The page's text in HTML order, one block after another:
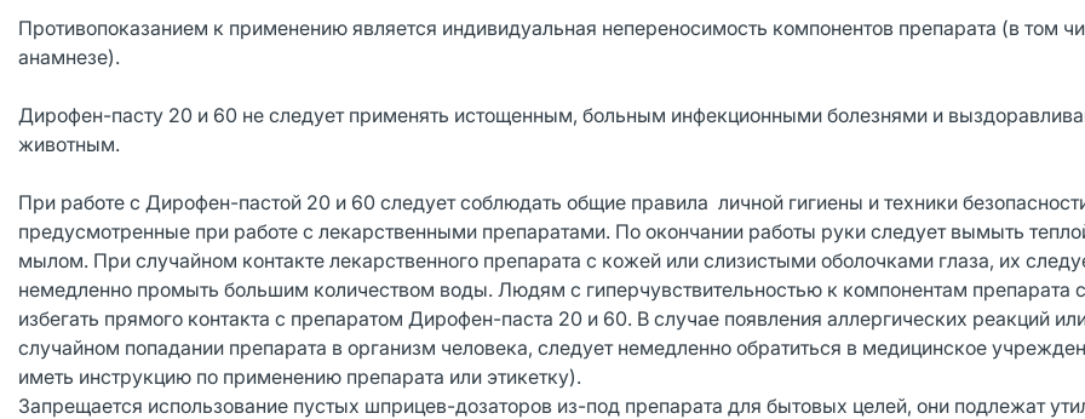
Противопоказанием к применению является индивидуальная непереносимость компонентов препарата (в том
анамнезе).
Дирофен-пасту 20 и 60 не следует применять истощенным, больным инфекционными болезнями и
животным.
При работе с Дирофен-пастой 20 и 60 следует соблюдать общие правила личной гигиены и техники
предусмотренные при работе с лекарственными препаратами. По окончании работы руки следует вымыть
мылом. При случайном контакте лекарственного препарата с кожей или слизистыми оболочками глаза, их
немедленно промыть большим количеством воды. Людям с гиперчувствительностью к компонентам препарата
избегать прямого контакта с препаратом Дирофен-паста 20 и 60. В случае появления аллергических реакций
случайном попадании препарата в организм человека, следует немедленно обратиться в медицинское
иметь инструкцию по применению препарата или этикетку).
Запрещается использование пустых шприцев-дозаторов из-под препарата для бытовых целей, они подлежат